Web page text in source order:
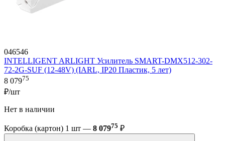
046546
INTELLIGENT ARLIGHT Усилитель SMART-DMX512-302-
72-2G-SUF (12-48V) (IARL, IP20 Пластик, 5 лет)
8 07975
₽/шт
Нет в наличии
Коробка (картон) 1 шт — 8 07975 ₽